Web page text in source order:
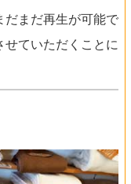
だまだ再生が可能で
せていただくことに